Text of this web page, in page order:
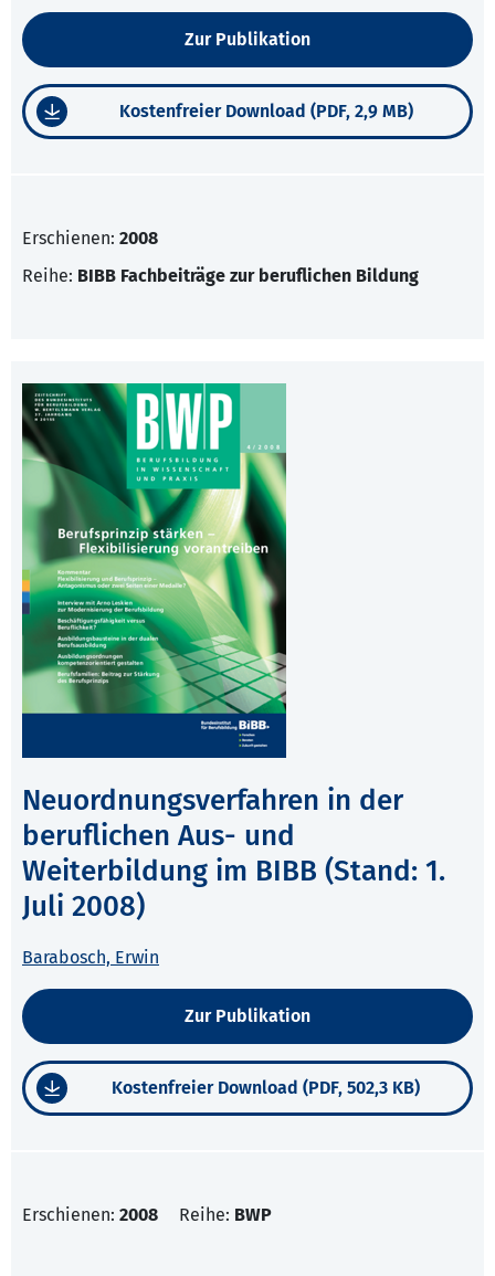
Zur Publikation
Kostenfreier Download (PDF, 2,9 MB)
Erschienen: 2008
Reihe: BIBB Fachbeiträge zur beruflichen Bildung
Neuordnungsverfahren in der
beruflichen Aus- und
Weiterbildung im BIBB (Stand: 1.
Juli 2008)
Barabosch, Erwin
Zur Publikation
Kostenfreier Download (PDF, 502,3 KB)
Erschienen: 2008 Reihe: BWP